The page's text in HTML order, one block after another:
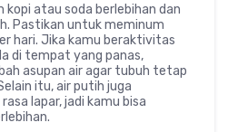
kopi atau soda berlebihan dan
Pastikan untuk meminum
hari. Jika kamu beraktivitas
di tempat yang panas,
asupan air agar tubuh tetap
itu, air putih juga
lapar, jadi kamu bisa